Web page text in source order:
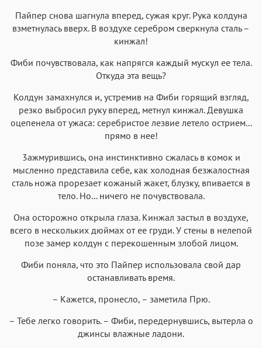
Пайпер снова шагнула вперед, сужая круг. Рука колдуна
взметнулась вверх. В воздухе серебром сверкнула сталь –
кинжал!
Фиби почувствовала, как напрягся каждый мускул ее тела.
Откуда эта вещь?
Колдун замахнулся и, устремив на Фиби горящий взгляд,
резко выбросил руку вперед, метнул кинжал. Девушка
оцепенела от ужаса: серебристое лезвие летело острием...
прямо в нее!
3ажмурившись, она инстинктивно сжалась в комок и
мысленно представила себе, как холодная безжалостная
сталь ножа прорезает кожаный жакет, блузку, впивается в
тело. Но... ничего не почувствовала.
Она осторожно открыла глаза. Кинжал застыл в воздухе,
всего в нескольких дюймах от ее груди. У стены в нелепой
позе замер колдун с перекошенным злобой лицом.
Фиби поняла, что это Пайпер использовала свой дар
останавливать время.
– Кажется, пронесло, – заметила Прю.
– Тебе легко говорить. – Фиби, передернувшись, вытерла о
джинсы влажные ладони.